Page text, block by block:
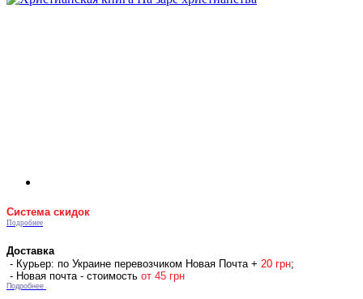
Система скидок
Подробнее
Доставка
- Курьер: по Украине перевозчиком Новая Почта + 20 грн;
- Новая почта - стоимость от 45 грн
Подробнее